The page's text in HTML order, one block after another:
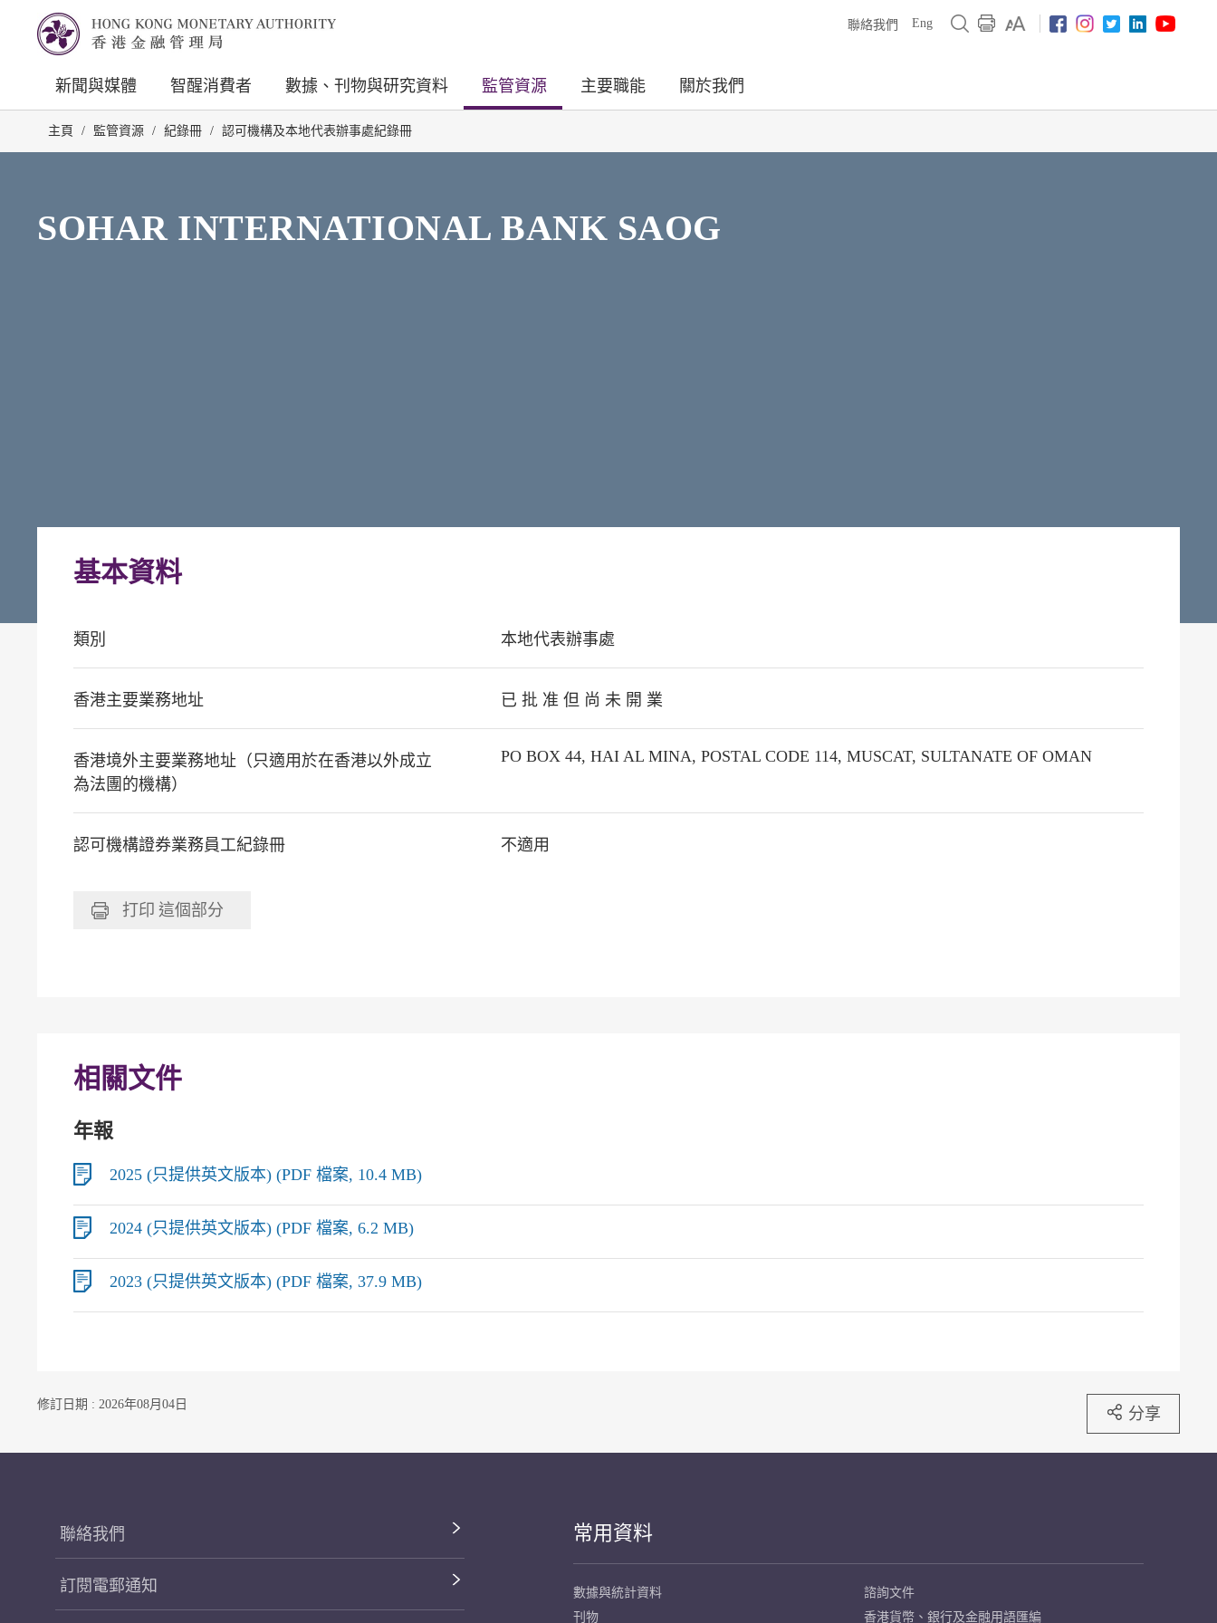
聯絡我們 Eng
新聞與媒體 智醒消費者 數據、刊物與研究資料 監管資源 主要職能 關於我們
主頁 / 監管資源 / 紀錄冊 / 認可機構及本地代表辦事處紀錄冊
SOHAR INTERNATIONAL BANK SAOG
基本資料
類別 本地代表辦事處
香港主要業務地址 已 批 准 但 尚 未 開 業
香港境外主要業務地址（只適用於在香港以外成立
為法團的機構）
PO BOX 44, HAI AL MINA, POSTAL CODE 114, MUSCAT, SULTANATE OF OMAN
認可機構證券業務員工紀錄冊 不適用
打印 這個部分
相關文件
年報
2025 (只提供英文版本) (PDF 檔案, 10.4 MB)
2024 (只提供英文版本) (PDF 檔案, 6.2 MB)
2023 (只提供英文版本) (PDF 檔案, 37.9 MB)
修訂日期 : 2026年08月04日 分享
聯絡我們
訂閱電郵通知
常用資料
數據與統計資料
刊物
諮詢文件
香港貨幣、銀行及金融用語匯編